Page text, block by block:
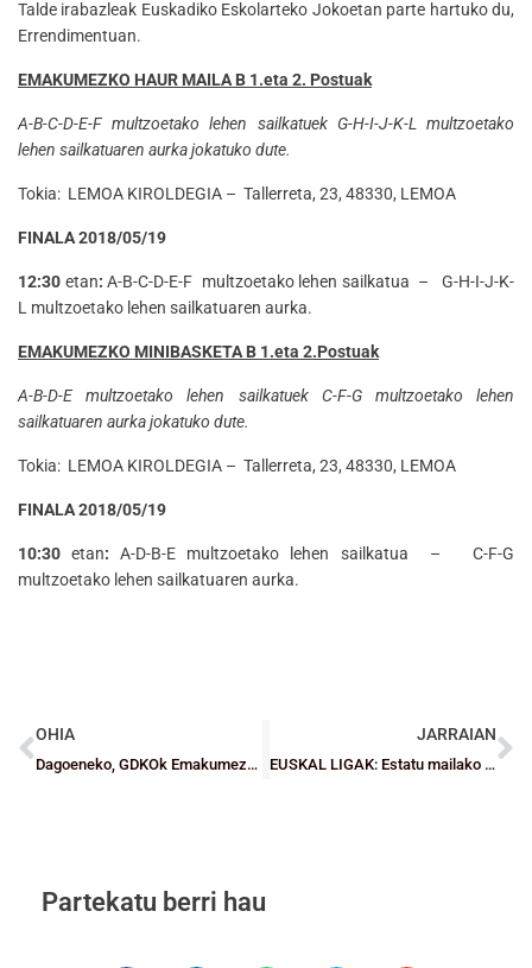
Talde irabazleak Euskadiko Eskolarteko Jokoetan parte hartuko du,
Errendimentuan.
EMAKUMEZKO HAUR MAILA B 1.eta 2. Postuak
A-B-C-D-E-F multzoetako lehen sailkatuek G-H-I-J-K-L multzoetako
lehen sailkatuaren aurka jokatuko dute.
Tokia: LEMOA KIROLDEGIA – Tallerreta, 23, 48330, LEMOA
FINALA 2018/05/19
12:30 etan:A-B-C-D-E-F multzoetako lehen sailkatua – G-H-I-J-K-
L multzoetako lehen sailkatuaren aurka.
EMAKUMEZKO MINIBASKETA B 1.eta 2.Postuak
A-B-D-E multzoetako lehen sailkatuek C-F-G multzoetako lehen
sailkatuaren aurka jokatuko dute.
Tokia: LEMOA KIROLDEGIA – Tallerreta, 23, 48330, LEMOA
FINALA 2018/05/19
10:30etan:A-D-B-E multzoetako lehen sailkatua – C-F-G
multzoetako lehen sailkatuaren aurka.
OHIA
Dagoeneko, GDKOk Emakumezkoen Ligara igotzeko garaitu beharreko aurkariak ezagutzen ditu, baita ordutegiak ere
JARRAIAN
EUSKAL LIGAK: Estatu mailako txapelketetarako txartelak gero eta zailago daude baina maila mantentze batzuk ziurtatu dira
Partekatu berri hau